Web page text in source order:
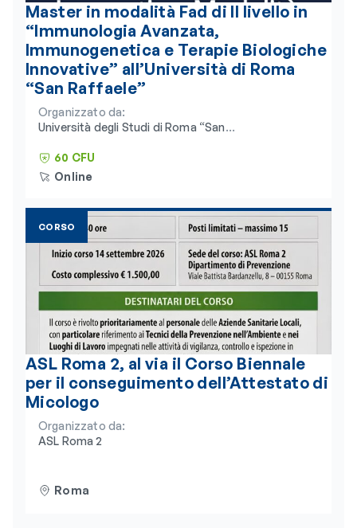
Master in modalità Fad di II livello in
“Immunologia Avanzata,
Immunogenetica e Terapie Biologiche
Innovative” all’Università di Roma
“San Raffaele”
Organizzato da:
Università degli Studi di Roma “San
Humanitas
60 CFU
Online
CORSO
ASL Roma 2, al via il Corso Biennale
per il conseguimento dell’Attestato di
Micologo
Organizzato da:
ASL Roma 2
Roma